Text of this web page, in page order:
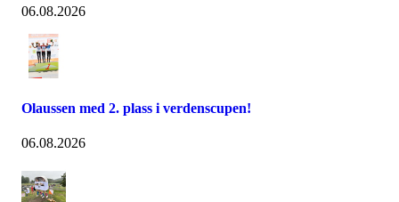
06.08.2026
Olaussen med 2. plass i verdenscupen!
06.08.2026